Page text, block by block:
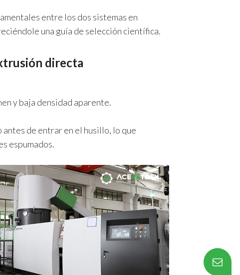
entre los dos sistemas en
una guía de selección científica.
directa
y baja densidad aparente.
de entrar en el husillo, lo que
espumados.